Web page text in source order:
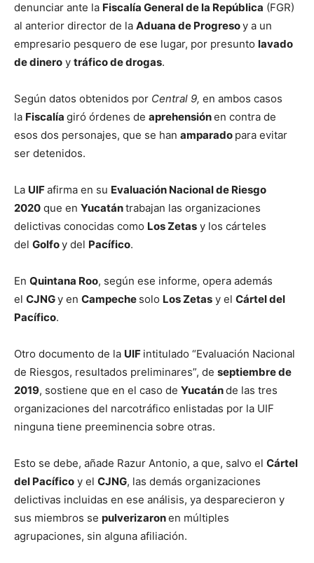
denunciar ante la Fiscalía General de la República (FGR)
al anterior director de la Aduana de Progresoy a un
empresario pesquero de ese lugar, por presunto lavado
de dinero y tráfico de drogas.
Según datos obtenidos por Central 9, en ambos casos
la Fiscalía giró órdenes de aprehensiónen contra de
esos dos personajes, que se han amparado para evitar
ser detenidos.
La UIFafirma en su Evaluación Nacional de Riesgo
2020 que en Yucatántrabajan las organizaciones
delictivas conocidas como Los Zetas y los cárteles
del Golfoy del Pacífico.
En Quintana Roo, según ese informe, opera además
el CJNGy en Campeche solo Los Zetas y el Cártel del
Pacífico.
Otro documento de la UIF intitulado “Evaluación Nacional
de Riesgos, resultados preliminares”, de septiembre de
2019, sostiene que en el caso de Yucatánde las tres
organizaciones del narcotráfico enlistadas por la UIF
ninguna tiene preeminencia sobre otras.
Esto se debe, añade Razur Antonio, a que, salvo el Cártel
del Pacífico y el CJNG, las demás organizaciones
delictivas incluidas en ese análisis, ya desparecieron y
sus miembros se pulverizaronen múltiples
agrupaciones, sin alguna afiliación.